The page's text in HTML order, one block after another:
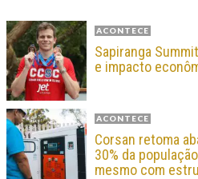
ACONTECE
Sapiranga
e impacto
ACONTECE
Corsan retoma
30% da
mesmo com